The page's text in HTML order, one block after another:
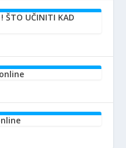
ŠTO UČINITI KAD